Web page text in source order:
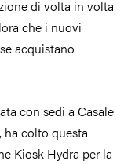
di volta in volta
che i nuovi
acquistano
con sedi a Casale
ha colto questa
Kiosk Hydra per la